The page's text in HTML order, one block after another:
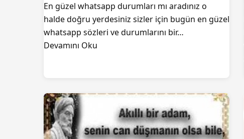
En güzel whatsapp durumları mı aradınız o
halde doğru yerdesiniz sizler için bugün en güzel
whatsapp sözleri ve durumlarını bir…
Devamını Oku